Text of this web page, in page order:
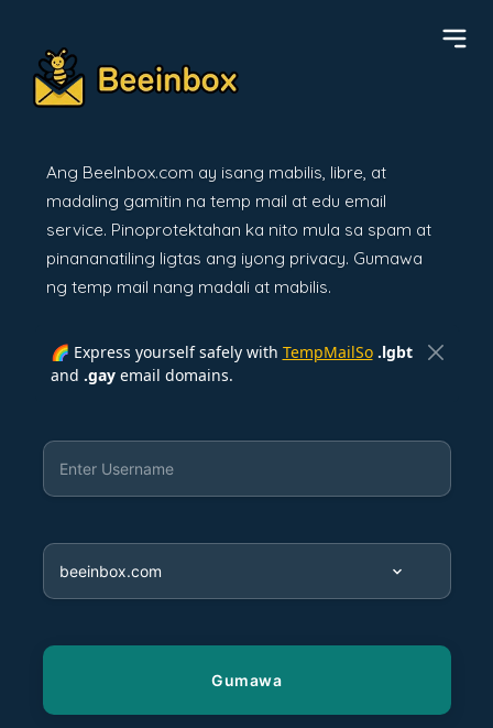
Ang BeeInbox.com ay isang mabilis, libre, at
madaling gamitin na temp mail at edu email
service. Pinoprotektahan ka nito mula sa spam at
pinananatiling ligtas ang iyong privacy. Gumawa
ng temp mail nang madali at mabilis.
🌈 Express yourself safely with TempMailSo .lgbt
and .gayemail domains.